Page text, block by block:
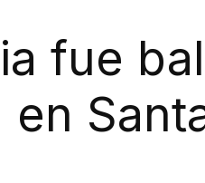
fue
en